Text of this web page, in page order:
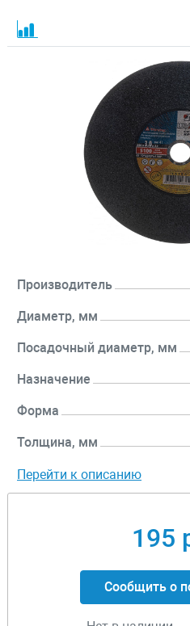
Производитель
Диаметр, мм
Посадочный диаметр, мм
Назначение
Форма
Толщина, мм
Перейти к описанию
195
Сообщить о